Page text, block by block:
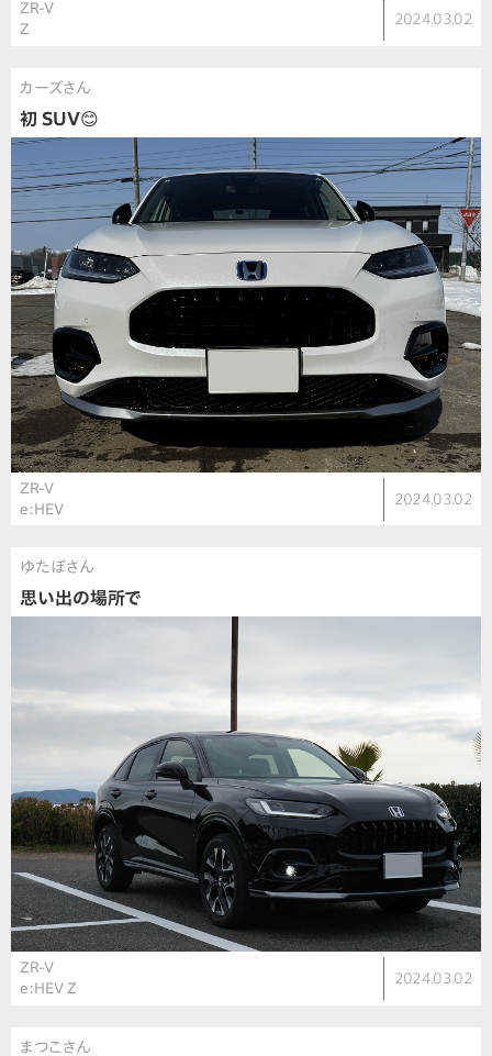
ZR-V
Z
2024.03.02
カーズさん
初 SUV😊
ZR-V
e:HEV
2024.03.02
ゆたぼさん
思い出の場所で
ZR-V
e:HEV Z
2024.03.02
まつこさん